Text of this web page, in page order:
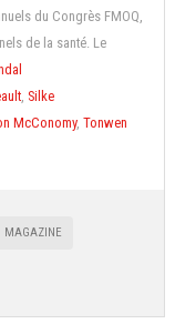
du Congrès FMOQ,
de la santé. Le
, Silke
McConomy, Tonwen
MAGAZINE